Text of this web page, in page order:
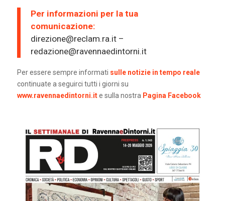
Per informazioni per la tua
comunicazione:
direzione@reclam.ra.it –
redazione@ravennaedintorni.it
Per essere sempre informati sulle notizie in tempo reale
continuate a seguirci tutti i giorni su
www.ravennaedintorni.ite sulla nostra Pagina Facebook